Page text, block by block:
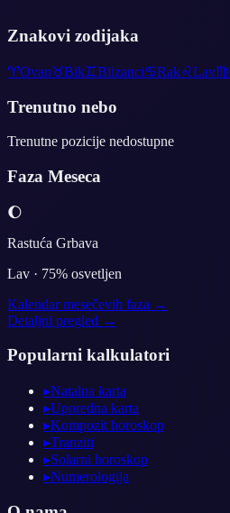
Znakovi zodijaka
♈Ovan♉Bik♊Blizanci♋Rak♌Lav♍
Trenutno nebo
Trenutne pozicije nedostupne
Faza Meseca
🌔
Rastuća Grbava
Lav · 75% osvetljen
Kalendar mesečevih faza →
Detaljni pregled →
Popularni kalkulatori
▸Natalna karta
▸Uporedna karta
▸Kompozit horoskop
▸Tranziti
▸Solarni horoskop
▸Numerologija